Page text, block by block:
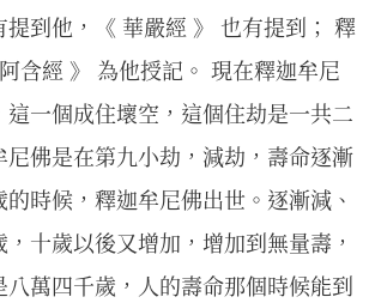
提到他，《 華嚴經 》 也有提到； 釋
含經 》 為他授記。 現在釋迦牟尼
一個成住壞空，這個住劫是一共二
尼佛是在第九小劫，減劫，壽命逐漸
時候，釋迦牟尼佛出世。逐漸減、
十歲以後又增加，增加到無量壽，
八萬四千歲，人的壽命那個時候能到